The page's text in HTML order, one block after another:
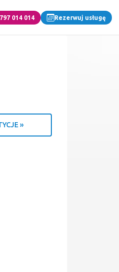
797 014 014 Rezerwuj usługę
»